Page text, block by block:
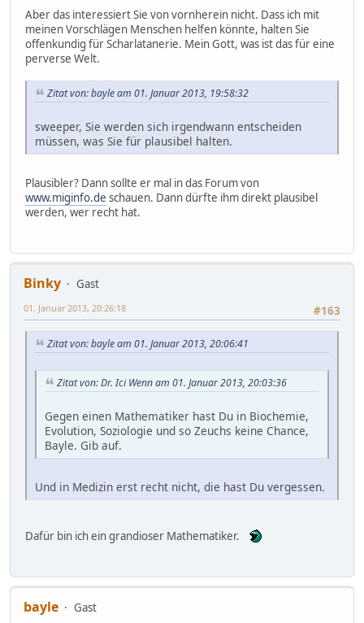
Aber das interessiert Sie von vornherein nicht. Dass ich mit
meinen Vorschlägen Menschen helfen könnte, halten Sie
offenkundig für Scharlatanerie. Mein Gott, was ist das für eine
perverse Welt.
Zitat von: bayle am 01. Januar 2013, 19:58:32
sweeper, Sie werden sich irgendwann entscheiden
müssen, was Sie für plausibel halten.
Plausibler? Dann sollte er mal in das Forum von
www.miginfo.de schauen. Dann dürfte ihm direkt plausibel
werden, wer recht hat.
Binky
Gast
#163
01. Januar 2013, 20:26:18
Zitat von: bayle am 01. Januar 2013, 20:06:41
Zitat von: Dr. Ici Wenn am 01. Januar 2013, 20:03:36
Gegen einen Mathematiker hast Du in Biochemie,
Evolution, Soziologie und so Zeuchs keine Chance,
Bayle. Gib auf.
Und in Medizin erst recht nicht, die hast Du vergessen.
Dafür bin ich ein grandioser Mathematiker.
bayle Gast